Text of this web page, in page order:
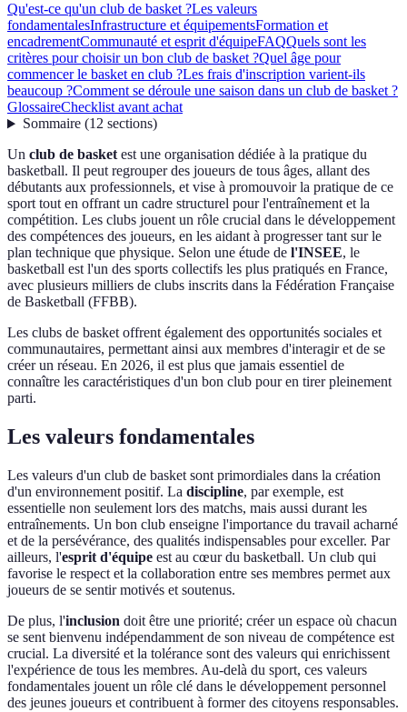
Qu'est-ce qu'un club de basket ?Les valeurs
fondamentalesInfrastructure et équipementsFormation et
encadrementCommunauté et esprit d'équipeFAQQuels sont les
critères pour choisir un bon club de basket ?Quel âge pour
commencer le basket en club ?Les frais d'inscription varient-ils
beaucoup ?Comment se déroule une saison dans un club de basket ?
GlossaireChecklist avant achat
Sommaire(12 sections)
Un club de basketest une organisation dédiée à la pratique du
basketball. Il peut regrouper des joueurs de tous âges, allant des
débutants aux professionnels, et vise à promouvoir la pratique de ce
sport tout en offrant un cadre structurel pour l'entraînement et la
compétition. Les clubs jouent un rôle crucial dans le développement
des compétences des joueurs, en les aidant à progresser tant sur le
plan technique que physique. Selon une étude de l'INSEE, le
basketball est l'un des sports collectifs les plus pratiqués en France,
avec plusieurs milliers de clubs inscrits dans la Fédération Française
de Basketball (FFBB).
Les clubs de basket offrent également des opportunités sociales et
communautaires, permettant ainsi aux membres d'interagir et de se
créer un réseau. En 2026, il est plus que jamais essentiel de
connaître les caractéristiques d'un bon club pour en tirer pleinement
parti.
Les valeurs fondamentales
Les valeurs d'un club de basket sont primordiales dans la création
d'un environnement positif. La discipline, par exemple, est
essentielle non seulement lors des matchs, mais aussi durant les
entraînements. Un bon club enseigne l'importance du travail acharné
et de la persévérance, des qualités indispensables pour exceller. Par
ailleurs, l'esprit d'équipe est au cœur du basketball. Un club qui
favorise le respect et la collaboration entre ses membres permet aux
joueurs de se sentir motivés et soutenus.
De plus, l'inclusion doit être une priorité; créer un espace où chacun
se sent bienvenu indépendamment de son niveau de compétence est
crucial. La diversité et la tolérance sont des valeurs qui enrichissent
l'expérience de tous les membres. Au-delà du sport, ces valeurs
fondamentales jouent un rôle clé dans le développement personnel
des jeunes joueurs et contribuent à former des citoyens responsables.